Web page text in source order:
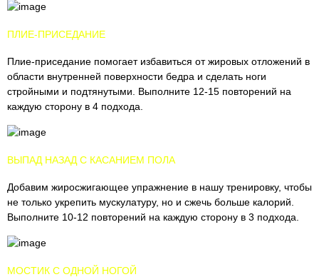
ПЛИЕ-ПРИСЕДАНИЕ
Плие-приседание помогает избавиться от жировых отложений в
области внутренней поверхности бедра и сделать ноги
стройными и подтянутыми. Выполните 12-15 повторений на
каждую сторону в 4 подхода.
ВЫПАД НАЗАД С КАСАНИЕМ ПОЛА
Добавим жиросжигающее упражнение в нашу тренировку, чтобы
не только укрепить мускулатуру, но и сжечь больше калорий.
Выполните 10-12 повторений на каждую сторону в 3 подхода.
МОСТИК С ОДНОЙ НОГОЙ